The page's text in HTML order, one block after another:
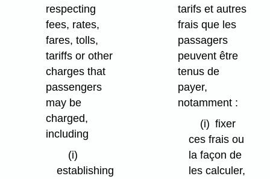
respecting
fees, rates,
fares, tolls,
tariffs or other
charges that
passengers
may be
charged,
including
(i)
establishing
tarifs et autres
frais que les
passagers
peuvent être
tenus de
payer,
notamment :
(i) fixer
ces frais ou
la façon de
les calculer,